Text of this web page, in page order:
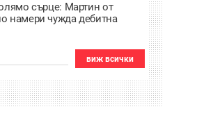
сърце: Мартин от
намери чужда дебитна
върна
виж всички